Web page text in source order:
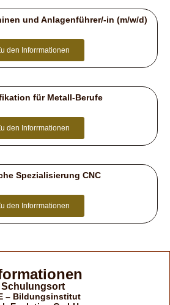
und Anlagenführer/-in (m/w/d)
den Inforrmationen
für Metall-Berufe
den Inforrmationen
Spezialisierung CNC
den Inforrmationen
Schulungsort
– Bildungsinstitut